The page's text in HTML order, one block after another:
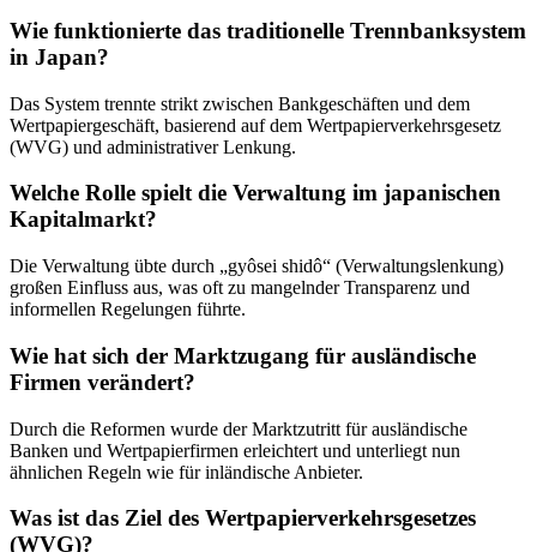
Wie funktionierte das traditionelle Trennbanksystem
in Japan?
Das System trennte strikt zwischen Bankgeschäften und dem
Wertpapiergeschäft, basierend auf dem Wertpapierverkehrsgesetz
(WVG) und administrativer Lenkung.
Welche Rolle spielt die Verwaltung im japanischen
Kapitalmarkt?
Die Verwaltung übte durch „gyôsei shidô“ (Verwaltungslenkung)
großen Einfluss aus, was oft zu mangelnder Transparenz und
informellen Regelungen führte.
Wie hat sich der Marktzugang für ausländische
Firmen verändert?
Durch die Reformen wurde der Marktzutritt für ausländische
Banken und Wertpapierfirmen erleichtert und unterliegt nun
ähnlichen Regeln wie für inländische Anbieter.
Was ist das Ziel des Wertpapierverkehrsgesetzes
(WVG)?